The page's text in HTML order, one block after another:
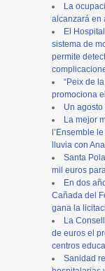
La
alcanzará en
El
sistema de
permite
“Peix de
promociona
Un agosto
La mejor
l’Ensemble
lluvia con
Santa
mil euros
En dos
Cañada del
gana la
La
de euros el
centros
Sanidad